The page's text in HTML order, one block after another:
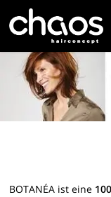
content
BOTANÉA ist eine